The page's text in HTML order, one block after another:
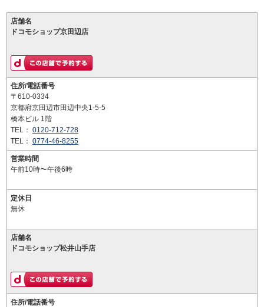
店舗名
ドコモショップ京田辺店
住所/電話番号
〒610-0334
京都府京田辺市田辺中央1-5-5
橋本ビル 1階
TEL： 0120-712-728
TEL： 0774-46-8255
営業時間
午前10時〜午後6時
定休日
無休
店舗名
ドコモショップ松井山手店
住所/電話番号